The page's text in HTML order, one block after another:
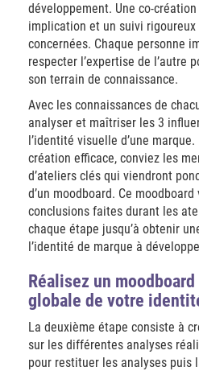
développement. Une co-
implication et un suivi rigoureux
concernées. Chaque personne
respecter l’expertise de l’autre
son terrain de connaissance.
Avec les connaissances de
analyser et maîtriser les 3
l’identité visuelle d’une
création efficace, conviez les
d’ateliers clés qui viendront
d’un moodboard. Ce
conclusions faites durant les
chaque étape jusqu’à obtenir
l’identité de marque à
Réalisez un
globale de votre
La deuxième étape consiste à
sur les différentes analyses
pour restituer les analyses puis